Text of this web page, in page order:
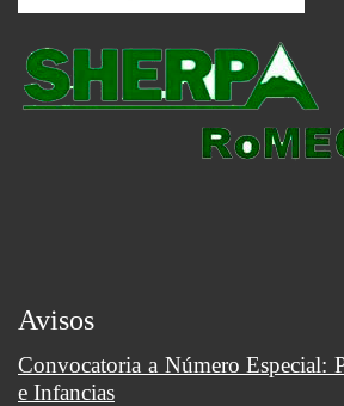
Avisos
Convocatoria a Número Especial:
e Infancias